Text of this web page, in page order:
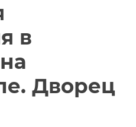
в
Дворец